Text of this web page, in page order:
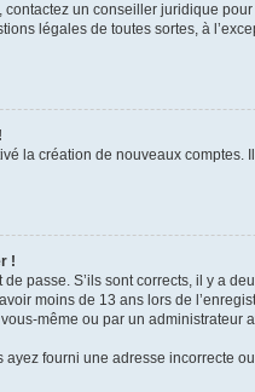
un conseiller juridique
légales de toutes sortes, à
la création de nouveaux
!
passe. S’ils sont corrects, il y a
moins de 13 ans lors de
même ou par un
fourni une adresse incorrecte